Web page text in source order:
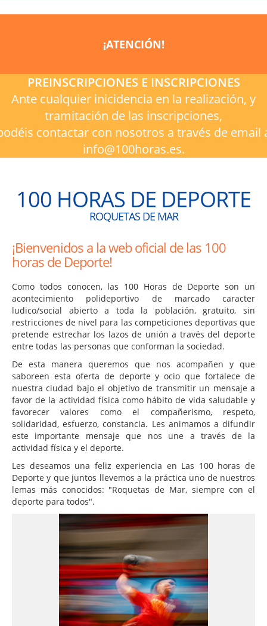
¡ATENCIÓN!
PREINSCRIPCIONES E INSCRIPCIONES
Ante cualquier inicidencia en la realización, y
tramitación de las inscripciones,
contactar con nosotros a través de email
info@100horas.es.
100 HORAS DE DEPORTE
ROQUETAS DE MAR
¡Bienvenidos a la web oficial de las 100
horas de Deporte!
Como todos conocen, las 100 Horas de Deporte son un
acontecimiento polideportivo de marcado caracter
ludico/social abierto a toda la población, gratuito, sin
restricciones de nivel para las competiciones deportivas que
pretende estrechar los lazos de unión a través del deporte
entre todas las personas que conforman la sociedad.
De esta manera queremos que nos acompañen y que
saboreen esta oferta de deporte y ocio que fortalece de
nuestra ciudad bajo el objetivo de transmitir un mensaje a
favor de la actividad física como hábito de vida saludable y
favorecer valores como el compañerismo, respeto,
solidaridad, esfuerzo, constancia. Les animamos a difundir
este importante mensaje que nos une a través de la
actividad física y el deporte.
Les deseamos una feliz experiencia en Las 100 horas de
Deporte y que juntos llevemos a la práctica uno de nuestros
lemas más conocidos: "Roquetas de Mar, siempre con el
deporte para todos".